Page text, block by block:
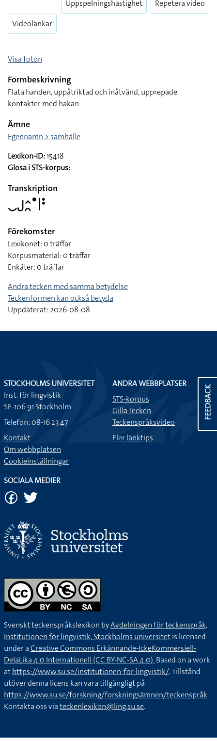
Videolänkar
Uppspelningshastighet Repetera video
Visa foton
Formbeskrivning
Flata handen, uppåtriktad och inåtvänd, upprepade
kontakter med hakan
Ämne
Egennamn > samhälle
Lexikon-ID:15418
Glosa i STS-korpus:-
Transkription
􌤛􌤢􌤵􌥘􌤟􌥼􌥻
Förekomster
Lexikonet: 0 träffar
Korpusmaterial: 0 träffar
Enkäter: 0 träffar
Andra tecken med samma betydelse
Teckenformen kan också betyda
Uppdaterat: 2026-08-08
FEEDBACK
STOCKHOLMS UNIVERSITET
Inst. för lingvistik
SE-106 91 Stockholm
Telefon: 08-16 23 47
Kontakt
Om webbplatsen
Cookieinställningar
ANDRA WEBBPLATSER
STS-korpus
Gilla Tecken
Teckenspråksvideo
Fler länktips
SOCIALA MEDIER
Svenskt teckenspråkslexikon byAvdelningen för teckenspråk,
Institutionen för lingvistik, Stockholms universitetis licensed
under aCreative Commons Erkännande-IckeKommersiell-
DelaLika 4.0 Internationell (CC BY-NC-SA 4.0).Based on a work
athttps://www.su.se/institutionen-for-lingvistik/. Tillstånd
utöver denna licens kan vara tillgängligt på
https://www.su.se/forskning/forskningsämnen/teckenspråk.
Kontakta oss viateckenlexikon@ling.su.se.